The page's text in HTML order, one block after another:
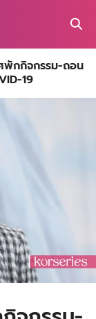
พักกิจกรรม-ถอน
19